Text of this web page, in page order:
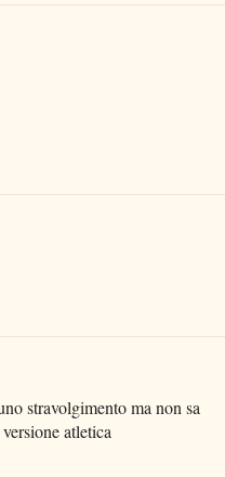
stravolgimento ma non sa
atletica